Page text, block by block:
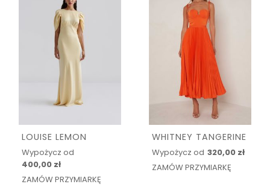
LOUISE LEMON
Wypożycz od
400,00 zł
ZAMÓW PRZYMIARKĘ
WHITNEY TANGERINE
Wypożycz od 320,00 zł
ZAMÓW PRZYMIARKĘ